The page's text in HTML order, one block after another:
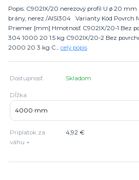
Popis: C902IX/20 nerezový profil U ø 20 mm
brány, nerez /AISI304 Varianty Kód Povrch
Priemer [mm] Hmotnosť C902IX/20-1 Bez
304 1000 20 1.5 kg C902IX/20-2 Bez
2000 20 3 kg C... celý popis
Dostupnosť Skladom
Dĺžka
Príplatok za
váhu +
4,92 €